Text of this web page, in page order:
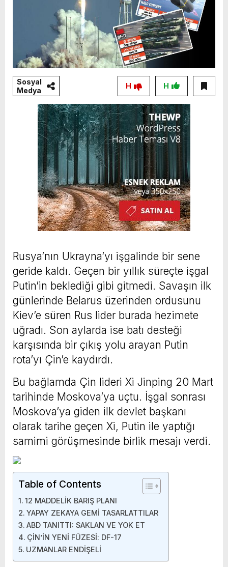
Sosyal
Medya
H
H
Rusya’nın Ukrayna’yı işgalinde bir sene
geride kaldı. Geçen bir yıllık süreçte işgal
Putin’in beklediği gibi gitmedi. Savaşın ilk
günlerinde Belarus üzerinden ordusunu
Kiev’e süren Rus lider burada hezimete
uğradı. Son aylarda ise batı desteği
karşısında bir çıkış yolu arayan Putin
rota’yı Çin’e kaydırdı.
Bu bağlamda Çin lideri Xi Jinping 20 Mart
tarihinde Moskova’ya uçtu. İşgal sonrası
Moskova’ya giden ilk devlet başkanı
olarak tarihe geçen Xi, Putin ile yaptığı
samimi görüşmesinde birlik mesajı verdi.
Table of Contents
12 MADDELİK BARIŞ PLANI
YAPAY ZEKAYA GEMİ TASARLATTILAR
ABD TANITTI: SAKLAN VE YOK ET
ÇİN’İN YENİ FÜZESİ: DF-17
UZMANLAR ENDİŞELİ